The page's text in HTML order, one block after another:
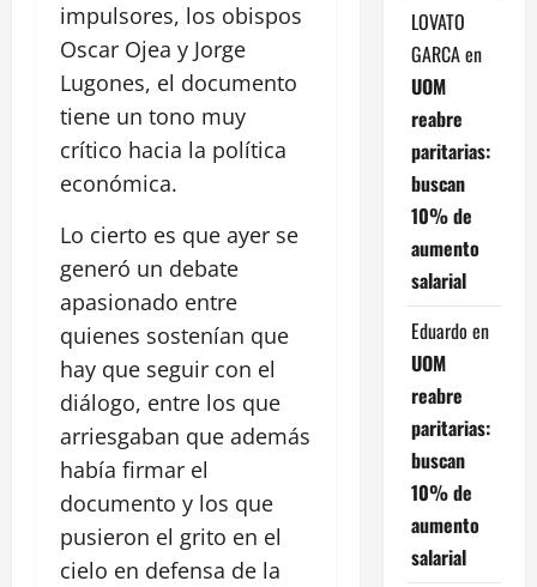
impulsores, los obispos
Oscar Ojea y Jorge
Lugones, el documento
tiene un tono muy
crítico hacia la política
económica.
Lo cierto es que ayer se
generó un debate
apasionado entre
quienes sostenían que
hay que seguir con el
diálogo, entre los que
arriesgaban que además
había firmar el
documento y los que
pusieron el grito en el
cielo en defensa de la
LOVATO
GARCAen
UOM
reabre
paritarias:
buscan
10% de
aumento
salarial
Eduardo en
UOM
reabre
paritarias:
buscan
10% de
aumento
salarial